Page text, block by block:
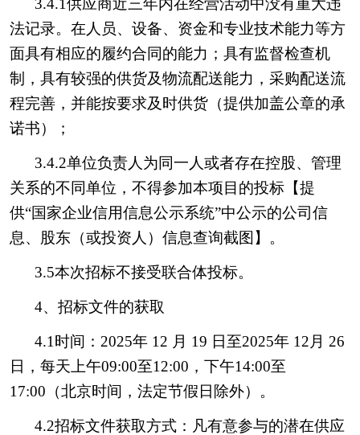
3.4.1供应商近三年内在经营活动中没有重大违
法记录。在人员、设备、资金和专业技术能力等方
面具有相应的履约合同的能力；具有监督检查机
制，具有较强的供货及物流配送能力，采购配送流
程完善，并能按要求及时供货（提供加盖公章的承
诺书）；
3.4.2单位负责人为同一人或者存在控股、管理
关系的不同单位，不得参加本项目的投标【提
供“国家企业信用信息公示系统”中公示的公司信
息、股东（或投资人）信息查询截图】。
3.5本次招标不接受联合体投标。
4、招标文件的获取
4.1时间：2025年 12 月 19 日至2025年 12月 26
日，每天上午09:00至12:00，下午14:00至
17:00（北京时间，法定节假日除外）。
4.2招标文件获取方式：凡有意参与的潜在供应